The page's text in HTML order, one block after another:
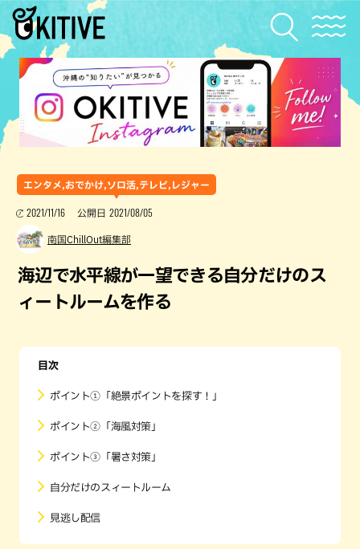
エンタメ,おでかけ,ソロ活,テレビ,レジャー
2021/11/16 公開日 2021/08/05
南国ChillOut編集部
海辺で水平線が一望できる自分だけのス
ィートルームを作る
目次
ポイント①「絶景ポイントを探す！」
ポイント②「海風対策」
ポイント③「暑さ対策」
自分だけのスィートルーム
見逃し配信